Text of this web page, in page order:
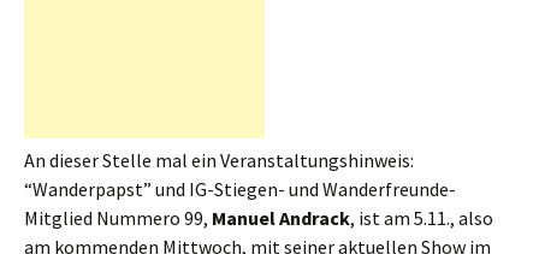
An dieser Stelle mal ein Veranstaltungshinweis:
“Wanderpapst” und IG-Stiegen- und Wanderfreunde-
Mitglied Nummero 99, Manuel Andrack, ist am 5.11., also
am kommenden Mittwoch, mit seiner aktuellen Show im